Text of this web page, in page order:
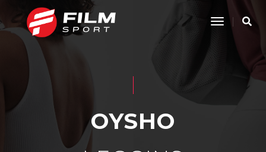
Toggle
Navigation
OYSHO